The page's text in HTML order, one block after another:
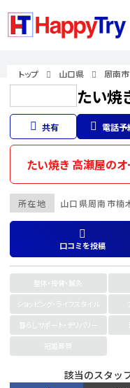
トップ 山口県 周南市
たい焼
共有 電話予
たい焼き 高瀬屋のオ
所在地 山口県周南市楠
口コミを投稿
整体・接骨・鍼灸
ショッピング・ライフスタイル
暮らしサポート・デリバリー
冠婚葬祭
該当のスタッ